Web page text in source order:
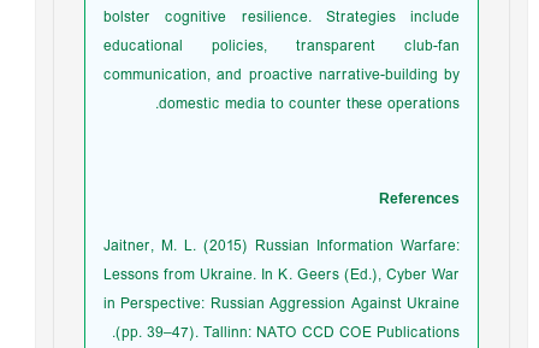
bolster cognitive resilience. Strategies include
educational policies, transparent club-fan
communication, and proactive narrative-building by
domestic media to counter these operations.
References
Jaitner, M. L. (2015) Russian Information Warfare:
Lessons from Ukraine. In K. Geers (Ed.), Cyber War
in Perspective: Russian Aggression Against Ukraine
(pp. 39–47). Tallinn: NATO CCD COE Publications.